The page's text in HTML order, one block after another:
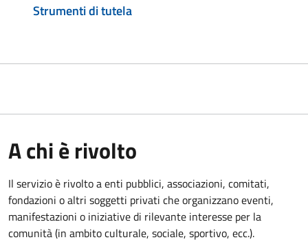
Strumenti di tutela
A chi è rivolto
Il servizio è rivolto a enti pubblici, associazioni, comitati,
fondazioni o altri soggetti privati che organizzano eventi,
manifestazioni o iniziative di rilevante interesse per la
comunità (in ambito culturale, sociale, sportivo, ecc.).